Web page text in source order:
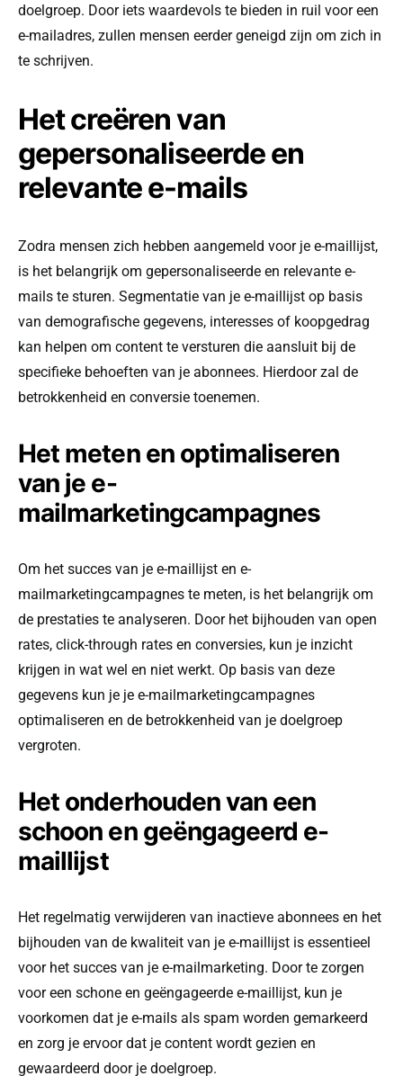
doelgroep. Door iets waardevols te bieden in ruil voor een
e-mailadres, zullen mensen eerder geneigd zijn om zich in
te schrijven.
Het creëren van
gepersonaliseerde en
relevante e-mails
Zodra mensen zich hebben aangemeld voor je e-maillijst,
is het belangrijk om gepersonaliseerde en relevante e-
mails te sturen. Segmentatie van je e-maillijst op basis
van demografische gegevens, interesses of koopgedrag
kan helpen om content te versturen die aansluit bij de
specifieke behoeften van je abonnees. Hierdoor zal de
betrokkenheid en conversie toenemen.
Het meten en optimaliseren
van je e-
mailmarketingcampagnes
Om het succes van je e-maillijst en e-
mailmarketingcampagnes te meten, is het belangrijk om
de prestaties te analyseren. Door het bijhouden van open
rates, click-through rates en conversies, kun je inzicht
krijgen in wat wel en niet werkt. Op basis van deze
gegevens kun je je e-mailmarketingcampagnes
optimaliseren en de betrokkenheid van je doelgroep
vergroten.
Het onderhouden van een
schoon en geëngageerd e-
maillijst
Het regelmatig verwijderen van inactieve abonnees en het
bijhouden van de kwaliteit van je e-maillijst is essentieel
voor het succes van je e-mailmarketing. Door te zorgen
voor een schone en geëngageerde e-maillijst, kun je
voorkomen dat je e-mails als spam worden gemarkeerd
en zorg je ervoor dat je content wordt gezien en
gewaardeerd door je doelgroep.